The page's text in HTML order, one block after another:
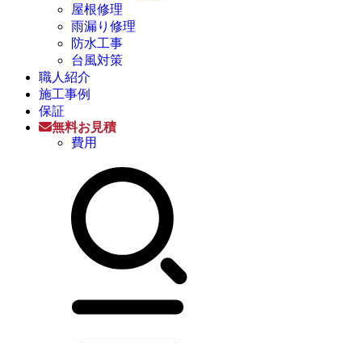
屋根修理
雨漏り修理
防水工事
台風対策
職人紹介
施工事例
保証
無料お見積
費用